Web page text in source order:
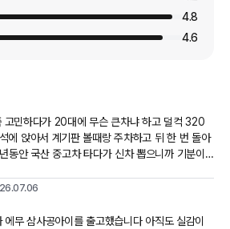
4.8
4.6
민하다가 20대에 무슨 큰차냐 하고 덜컥 320
에 앉아서 계기판 볼때랑 주차하고 뒤 한 번 돌아
무 삼사공아이를 출고했습니다 아직도 실감이